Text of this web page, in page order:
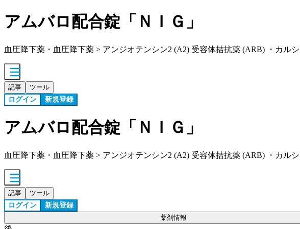
アムバロ配合錠「ＮＩＧ」
血圧降下薬・血圧降下薬 > アンジオテンシン2 (A2) 受容体拮抗薬 (ARB) ・カル
記事 ツール
ログイン 新規登録
アムバロ配合錠「ＮＩＧ」
血圧降下薬・血圧降下薬 > アンジオテンシン2 (A2) 受容体拮抗薬 (ARB) ・カル
記事 ツール
ログイン 新規登録
薬剤情報